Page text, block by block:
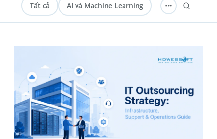
Tất cả AI và Machine Learning
Phát triển phần mềm
Công nghệ Gia Công Phần Mềm
Kiến thức Hướng dẫn thực tiễn
Phát triển mobile Bảo mật
Kỹ thuật Y tế
Phương pháp luận